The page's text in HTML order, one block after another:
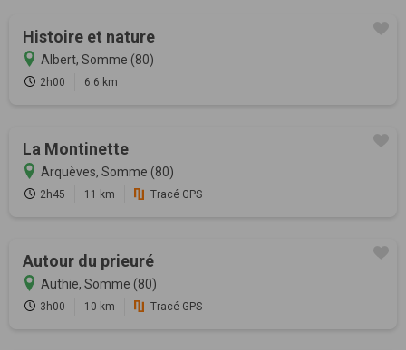
Histoire et nature
Albert, Somme (80)
2h00 6.6 km
La Montinette
Arquèves, Somme (80)
2h45 11 km Tracé GPS
Autour du prieuré
Authie, Somme (80)
3h00 10 km Tracé GPS